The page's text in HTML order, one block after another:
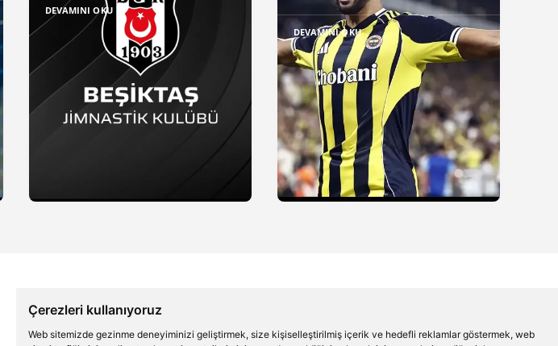
Çerezleri kullanıyoruz
Web sitemizde gezinme deneyiminizi geliştirmek, size kişiselleştirilmiş içerik ve hedefli reklamlar göstermek, web
DEVAMINI OKU
DEVAMINI OKU